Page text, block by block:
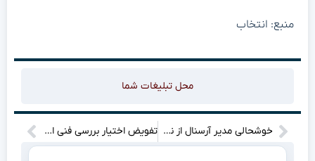
منبع: انتخاب
محل تبلیغات شما
خوشحالی مدیر آرسنال از نهایی نشدن یک انتقال ۲۲ میلیونی؛ چرا؟ تفویض اختیار بررسی فنی احداث نیروگاه‌ها و تصفیه خانه‌های پایتخت به محیط زیست شهرداری